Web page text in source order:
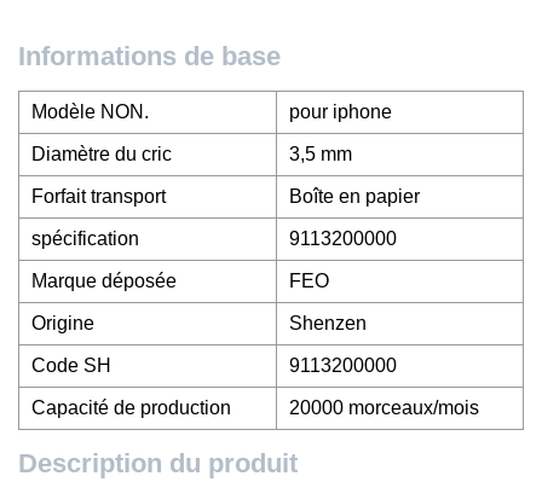
Informations de base
Modèle NON. pour iphone
Diamètre du cric 3,5 mm
Forfait transport Boîte en papier
spécification 9113200000
Marque déposée FEO
Origine Shenzen
Code SH 9113200000
Capacité de production 20000 morceaux/mois
Description du produit